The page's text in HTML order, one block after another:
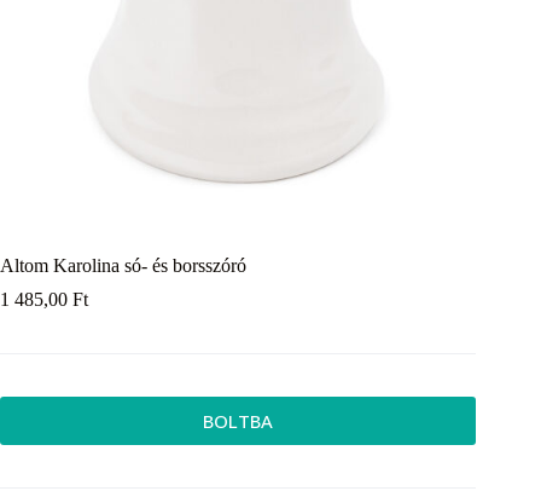
Altom Karolina só- és borsszóró
1 485,00 Ft
BOLTBA